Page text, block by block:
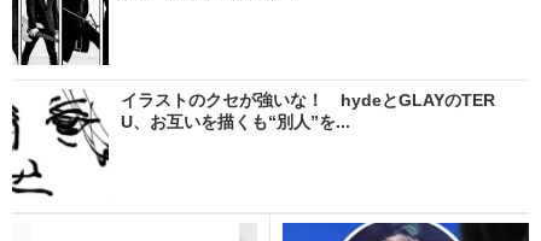
イラストのクセが強いな！ hydeとGLAYのTER
U、お互いを描くも“別人”を...